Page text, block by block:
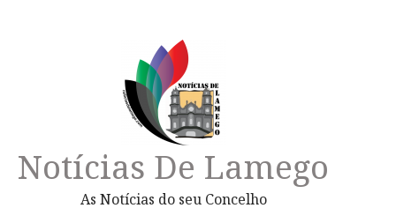
Notícias De Lamego
As Notícias do seu Concelho